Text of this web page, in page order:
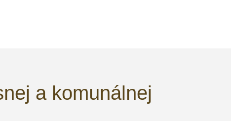
a komunálnej